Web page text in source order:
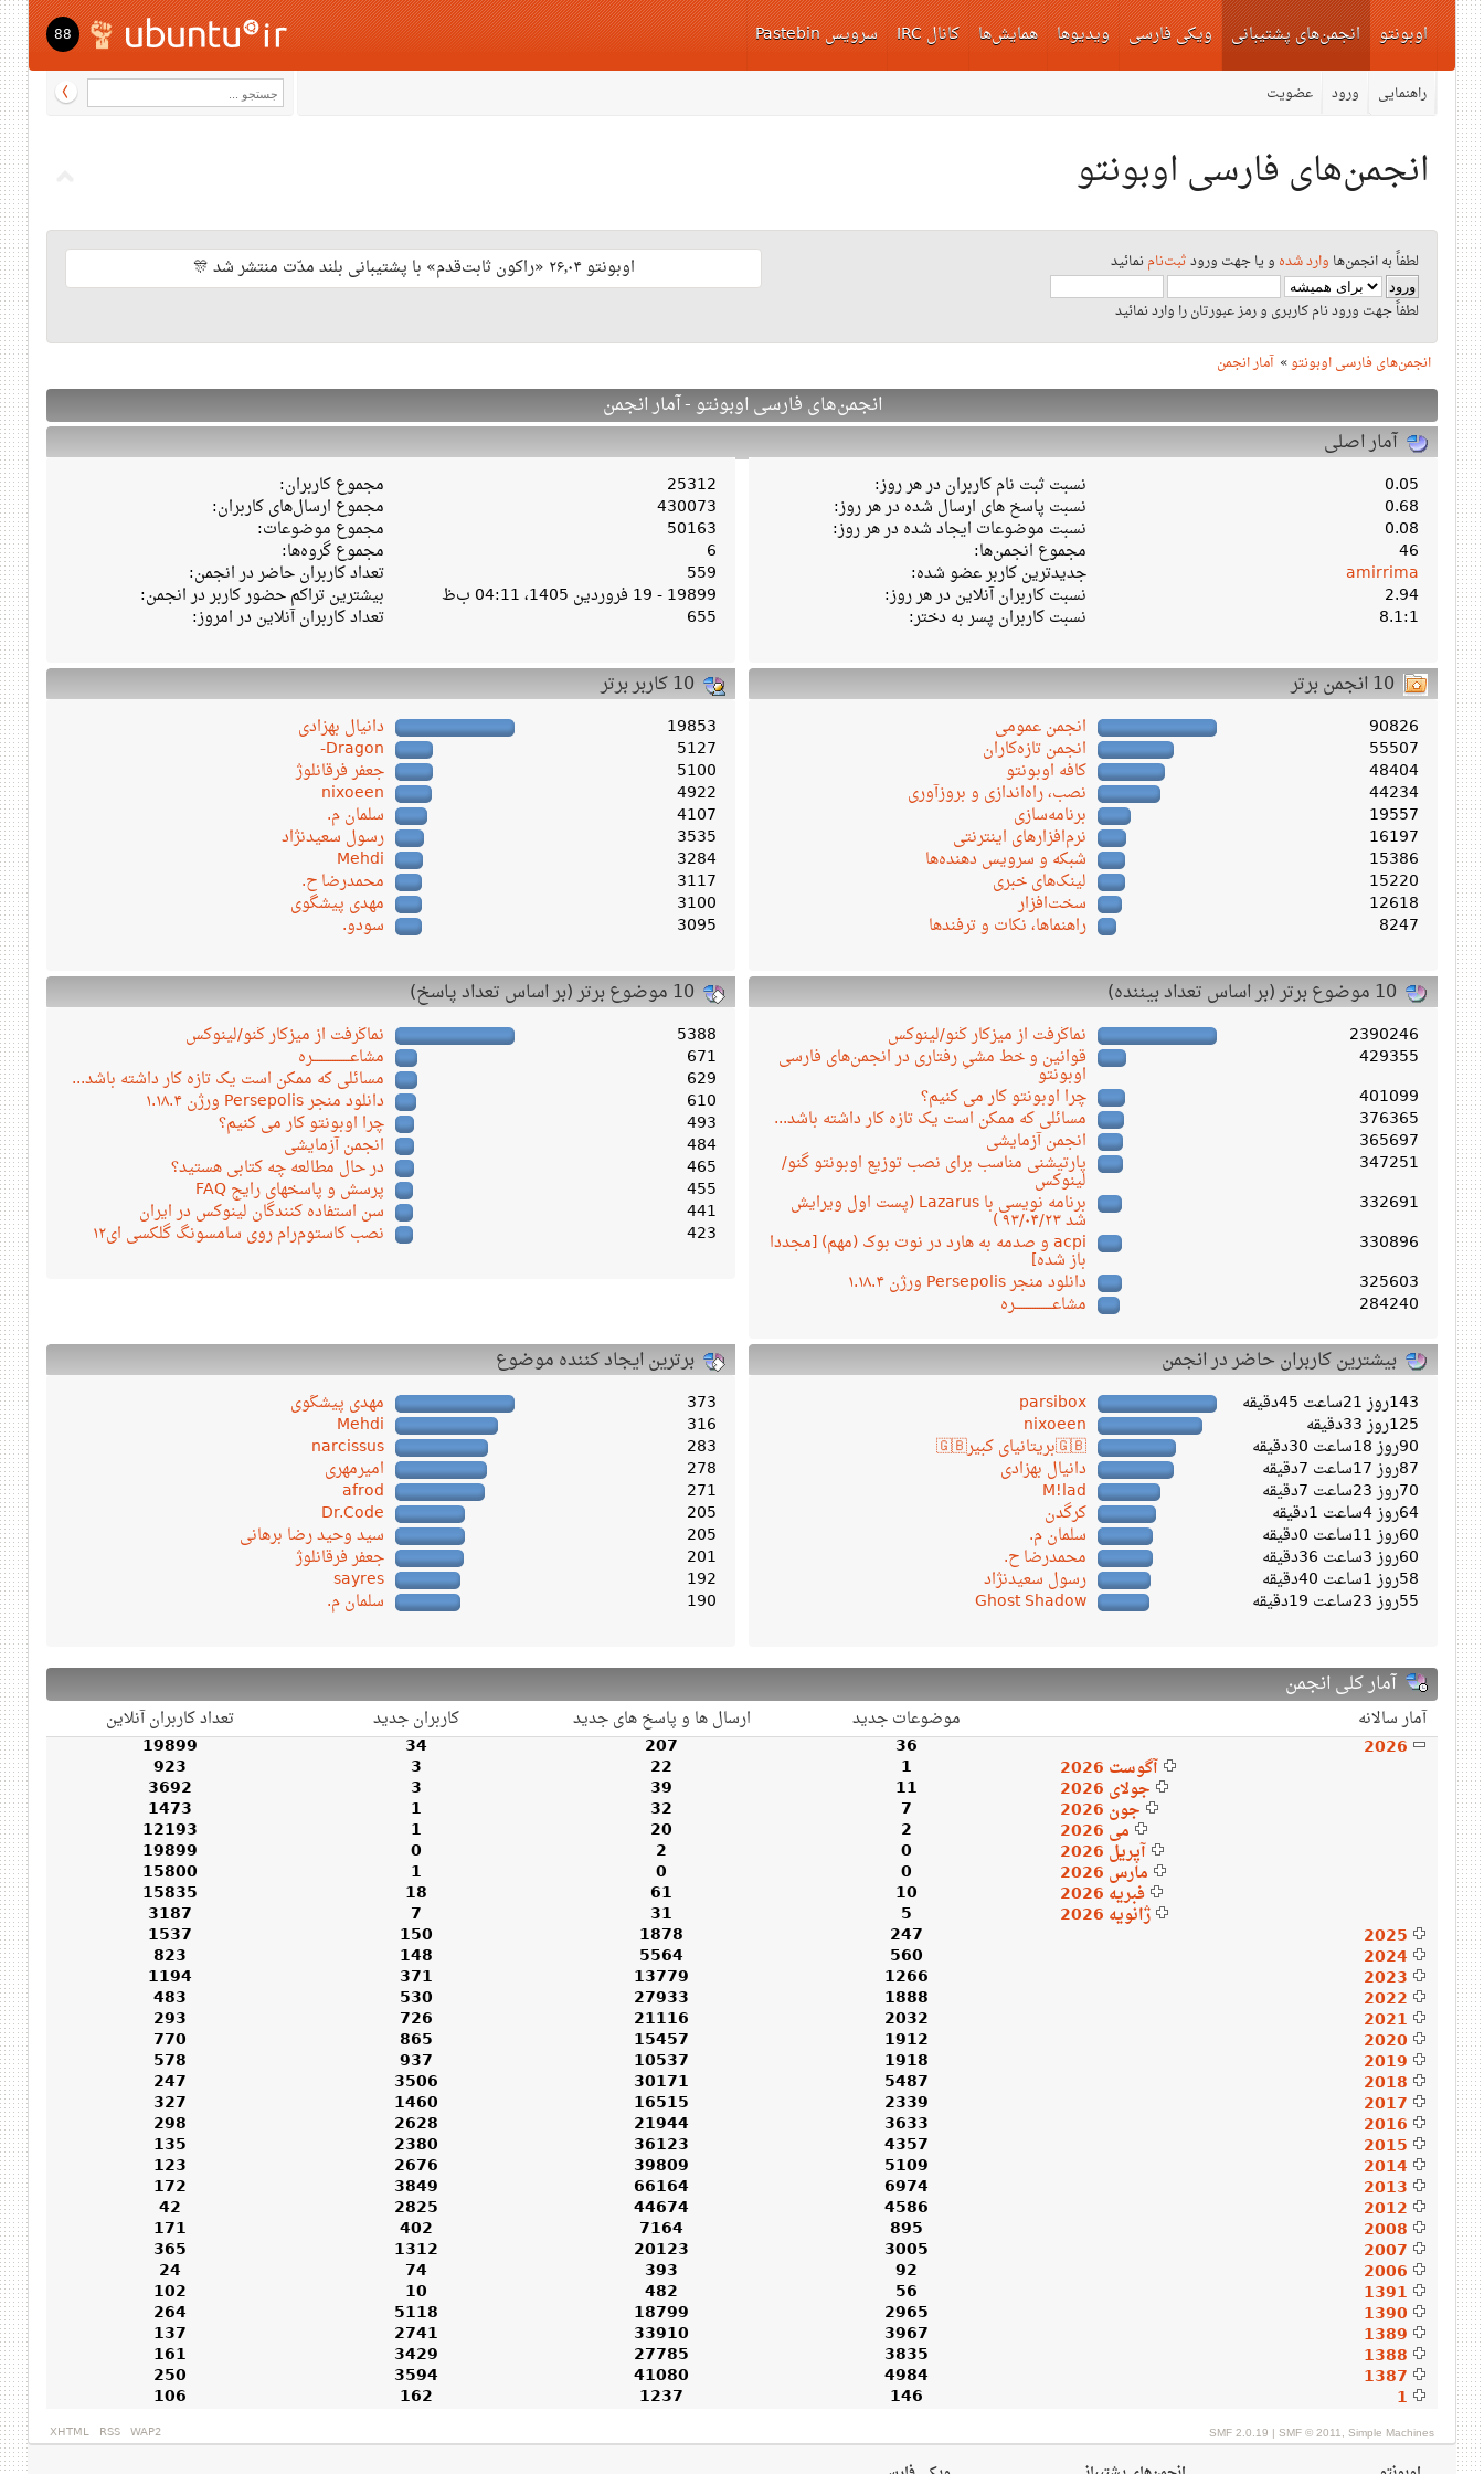
اوبونتو انجمن‌های پشتیبانی
راهنمایی ورود عضویت
ویکی فارسی ویدیوها همایش‌ها کانال IRC سرویس Pastebin 88
انجمن‌های فارسی اوبونتو
لطفاً به انجمن‌ها وارد شده و یا جهت ورودثبت‌نامنمائید
لطفاً جهت ورود نام کاربری و رمز عبورتان را وارد نمائید
اوبونتو ۲۶٫۰۴ «راکون ثابت‌قدم» با پشتیبانی بلند مدّت منتشر شد 🎊
انجمن‌های فارسی اوبونتو» آمار انجمن
انجمن‌های فارسی اوبونتو - آمار انجمن
آمار اصلی
مجموع کاربران: 25312
مجموع ارسال‌های کاربران: 430073
مجموع موضوعات: 50163
مجموع گروه‌ها: 6
تعداد کاربران حاضر در انجمن: 559
بیشترین تراکم حضور کاربر در انجمن: 19899 - 19 فروردین 1405، 04:11 ب‌ظ
تعداد کاربران آنلاین در امروز: 655
نسبت ثبت نام کاربران در هر روز: 0.05
نسبت پاسخ های ارسال شده در هر روز: 0.68
نسبت موضوعات ایجاد شده در هر روز: 0.08
مجموع انجمن‌ها: 46
جدیدترین کاربر عضو شده: amirrima
نسبت کاربران آنلاین در هر روز: 2.94
نسبت کاربران پسر به دختر: 8.1:1
10 کاربر برتر
دانیال بهزادی 19853
Dragon- 5127
جعفر فرقانلوژ 5100
nixoeen 4922
سلمان م. 4107
رسول سعیدنژاد 3535
Mehdi 3284
محمدرضا ح. 3117
مهدی پیشگوی 3100
سودو. 3095
10 انجمن برتر
انجمن عمومی 90826
انجمن تازه‌کاران 55507
کافه اوبونتو 48404
نصب، راه‌اندازی و بروزآوری 44234
برنامه‌سازی 19557
نرم‌افزارهای اینترنتی 16197
شبکه و سرویس‌ دهنده‌ها 15386
لینک‌های خبری 15220
سخت‌افزار 12618
راهنماها، نکات و ترفندها 8247
10 موضوع برتر (بر اساس تعداد پاسخ)
نماگرفت از میزکار گنو/لینوکس 5388
مشاعـــــــــــــــــره 671
مسائلی که ممکن است یک تازه کار داشته باشد... 629
دانلود منجر Persepolis ورژن ۱.۱۸.۴ 610
چرا اوبونتو کار می کنیم؟ 493
انجمن آزمایشی 484
در حال مطالعه چه کتابی هستید؟ 465
پرسش و پاسخهای رایج FAQ 455
سن استفاده کنندگان لینوکس در ایران 441
نصب کاستوم‌رام روی سامسونگ گلکسی ای۱۲ 423
10 موضوع برتر (بر اساس تعداد بیننده)
نماگرفت از میزکار گنو/لینوکس 2390246
قوانین و خط مشیِ رفتاری در انجمن‌های فارسی
اوبونتو
429355
چرا اوبونتو کار می کنیم؟
401099
مسائلی که ممکن است یک تازه کار داشته باشد... 376365
انجمن آزمایشی 365697
پارتیشنی مناسب برای نصب توزیع اوبونتو گنو/
لینوکس
347251
برنامه نویسی با Lazarus (پست اول ویرایش
شد ۹۳/۰۴/۲۳ )
332691
acpi و صدمه به هارد در نوت بوک (مهم) [مجددا
باز شده]
330896
دانلود منجر Persepolis ورژن ۱.۱۸.۴
325603
مشاعـــــــــــــــــره 284240
برترین ایجاد کننده موضوع
مهدی پیشگوی 373
Mehdi 316
narcissus 283
امیرمهری 278
afrod 271
Dr.Code 205
سید وحید رضا برهانی 205
جعفر فرقانلوژ 201
sayres 192
سلمان م. 190
بیشترین کاربران حاضر در انجمن
parsibox 143روز 21ساعت 45دقیقه
nixoeen 125روز 33دقیقه
🇬🇧بریتانیای کبیر🇬🇧 90روز 18ساعت 30دقیقه
دانیال بهزادی 87روز 17ساعت 7دقیقه
M!lad 70روز 23ساعت 7دقیقه
کرگدن 64روز 4ساعت 1دقیقه
سلمان م. 60روز 11ساعت 0دقیقه
محمدرضا ح. 60روز 3ساعت 36دقیقه
رسول سعیدنژاد 58روز 1ساعت 40دقیقه
Ghost Shadow 55روز 23ساعت 19دقیقه
آمار کلی انجمن
آمار سالانه موضوعات جدید ارسال ها و پاسخ های جدید کاربران جدید
تعداد کاربران آنلاین
2026
36
207
34
19899
آگوست 2026 1
22
3
923
جولای 2026 11
39
3
3692
جون 2026 7
32
1
1473
می 2026 2
20
1
12193
آپریل 2026 0
2
0
19899
مارس 2026 0
0
1
15800
فبریه 2026 10
61
18
15835
ژانویه 2026 5
31
7
3187
2025
247
1878
150
1537
2024
560
5564
148
823
2023
1266
13779
371
1194
2022
1888
27933
530
483
2021
2032
21116
726
293
2020
1912
15457
865
770
2019
1918
10537
937
578
2018
5487
30171
3506
247
2017
2339
16515
1460
327
2016
3633
21944
2628
298
2015
4357
36123
2380
135
2014
5109
39809
2676
123
2013
6974
66164
3849
172
2012
4586
44674
2825
42
2008
895
7164
402
171
2007
3005
20123
1312
365
2006
92
393
74
24
1391
56
482
10
102
1390
2965
18799
5118
264
1389
3967
33910
2741
137
1388
3835
27785
3429
161
1387
4984
41080
3594
250
1
146
1237
162
106
XHTML RSS WAP2 SMF 2.0.19 | SMF © 2011 Simple Machines